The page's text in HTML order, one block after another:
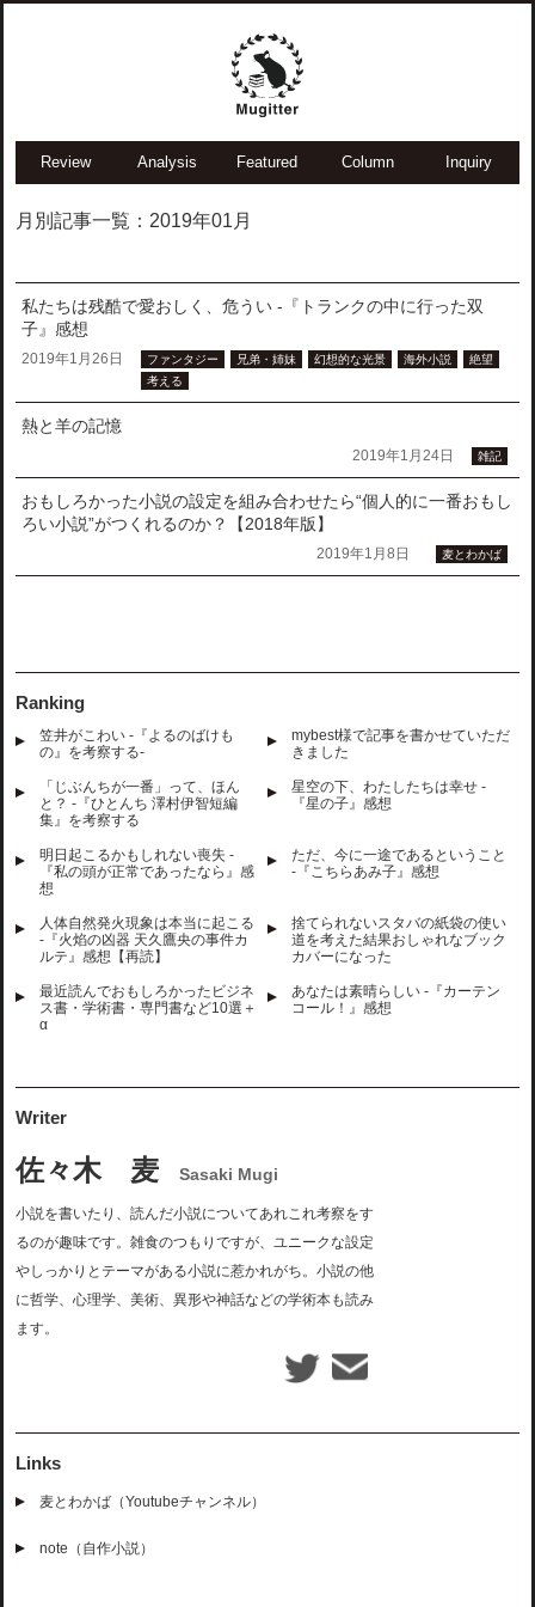
Review Analysis Featured Column Inquiry
月別記事一覧：2019年01月
私たちは残酷で愛おしく、危うい -『トランクの中に行った双
子』感想
2019年1月26日 ファンタジー 兄弟・姉妹 幻想的な光景 海外小説
絶望
考える
熱と羊の記憶
2019年1月24日 雑記
おもしろかった小説の設定を組み合わせたら“個人的に一番おもし
ろい小説”がつくれるのか？【2018年版】
2019年1月8日 麦とわかば
Ranking
笠井がこわい -『よるのばけも
の』を考察する-
mybest様で記事を書かせていただ
きました
「じぶんちが一番」って、ほん
と？ -『ひとんち 澤村伊智短編
集』を考察する
星空の下、わたしたちは幸せ -
『星の子』感想
明日起こるかもしれない喪失 -
『私の頭が正常であったなら』感
想
ただ、今に一途であるということ
-『こちらあみ子』感想
人体自然発火現象は本当に起こる
-『火焰の凶器 天久鷹央の事件カ
ルテ』感想【再読】
捨てられないスタバの紙袋の使い
道を考えた結果おしゃれなブック
カバーになった
最近読んでおもしろかったビジネ
ス書・学術書・専門書など10選＋
α
あなたは素晴らしい -『カーテン
コール！』感想
Writer
佐々木 麦 Sasaki Mugi
小説を書いたり、読んだ小説についてあれこれ考察をす
るのが趣味です。雑食のつもりですが、ユニークな設定
やしっかりとテーマがある小説に惹かれがち。小説の他
に哲学、心理学、美術、異形や神話などの学術本も読み
ます。
Links
麦とわかば（Youtubeチャンネル）
note（自作小説）